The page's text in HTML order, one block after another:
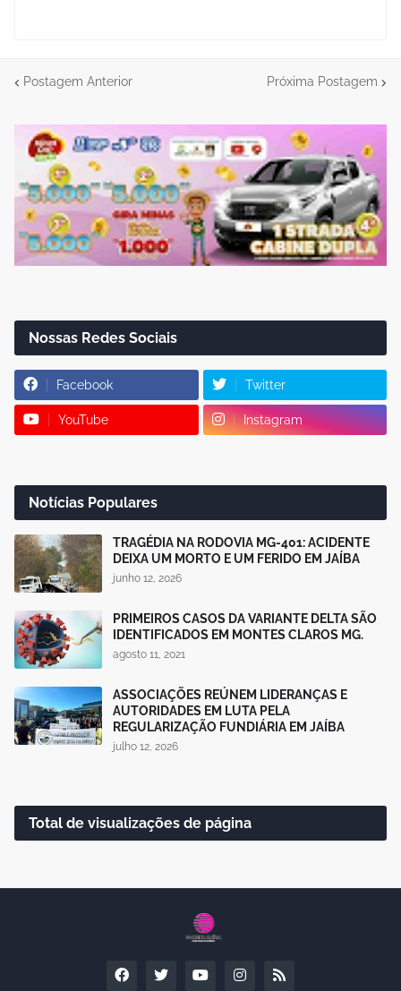
Postagem Anterior Próxima Postagem
Nossas Redes Sociais
Facebook Twitter
YouTube Instagram
Notícias Populares
TRAGÉDIA NA RODOVIA MG-401: ACIDENTE
DEIXA UM MORTO E UM FERIDO EM JAÍBA
junho 12, 2026
PRIMEIROS CASOS DA VARIANTE DELTA SÃO
IDENTIFICADOS EM MONTES CLAROS MG.
agosto 11, 2021
ASSOCIAÇÕES REÚNEM LIDERANÇAS E
AUTORIDADES EM LUTA PELA
REGULARIZAÇÃO FUNDIÁRIA EM JAÍBA
julho 12, 2026
Total de visualizações de página